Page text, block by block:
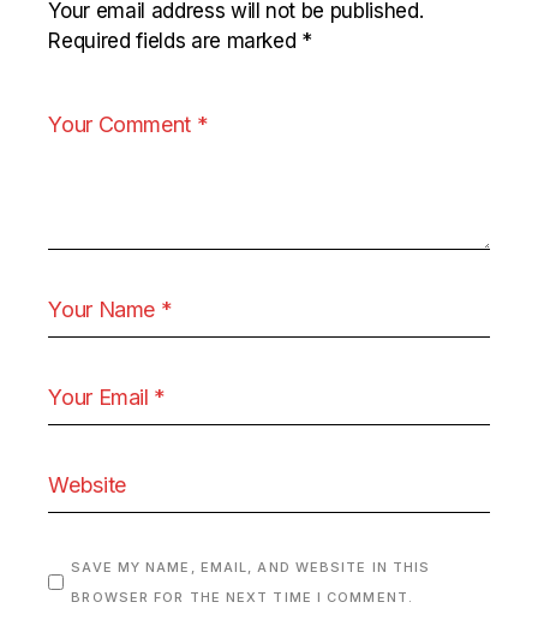
Your email address will not be published.
Required fields are marked *
SAVE MY NAME, EMAIL, AND WEBSITE IN THIS
BROWSER FOR THE NEXT TIME I COMMENT.